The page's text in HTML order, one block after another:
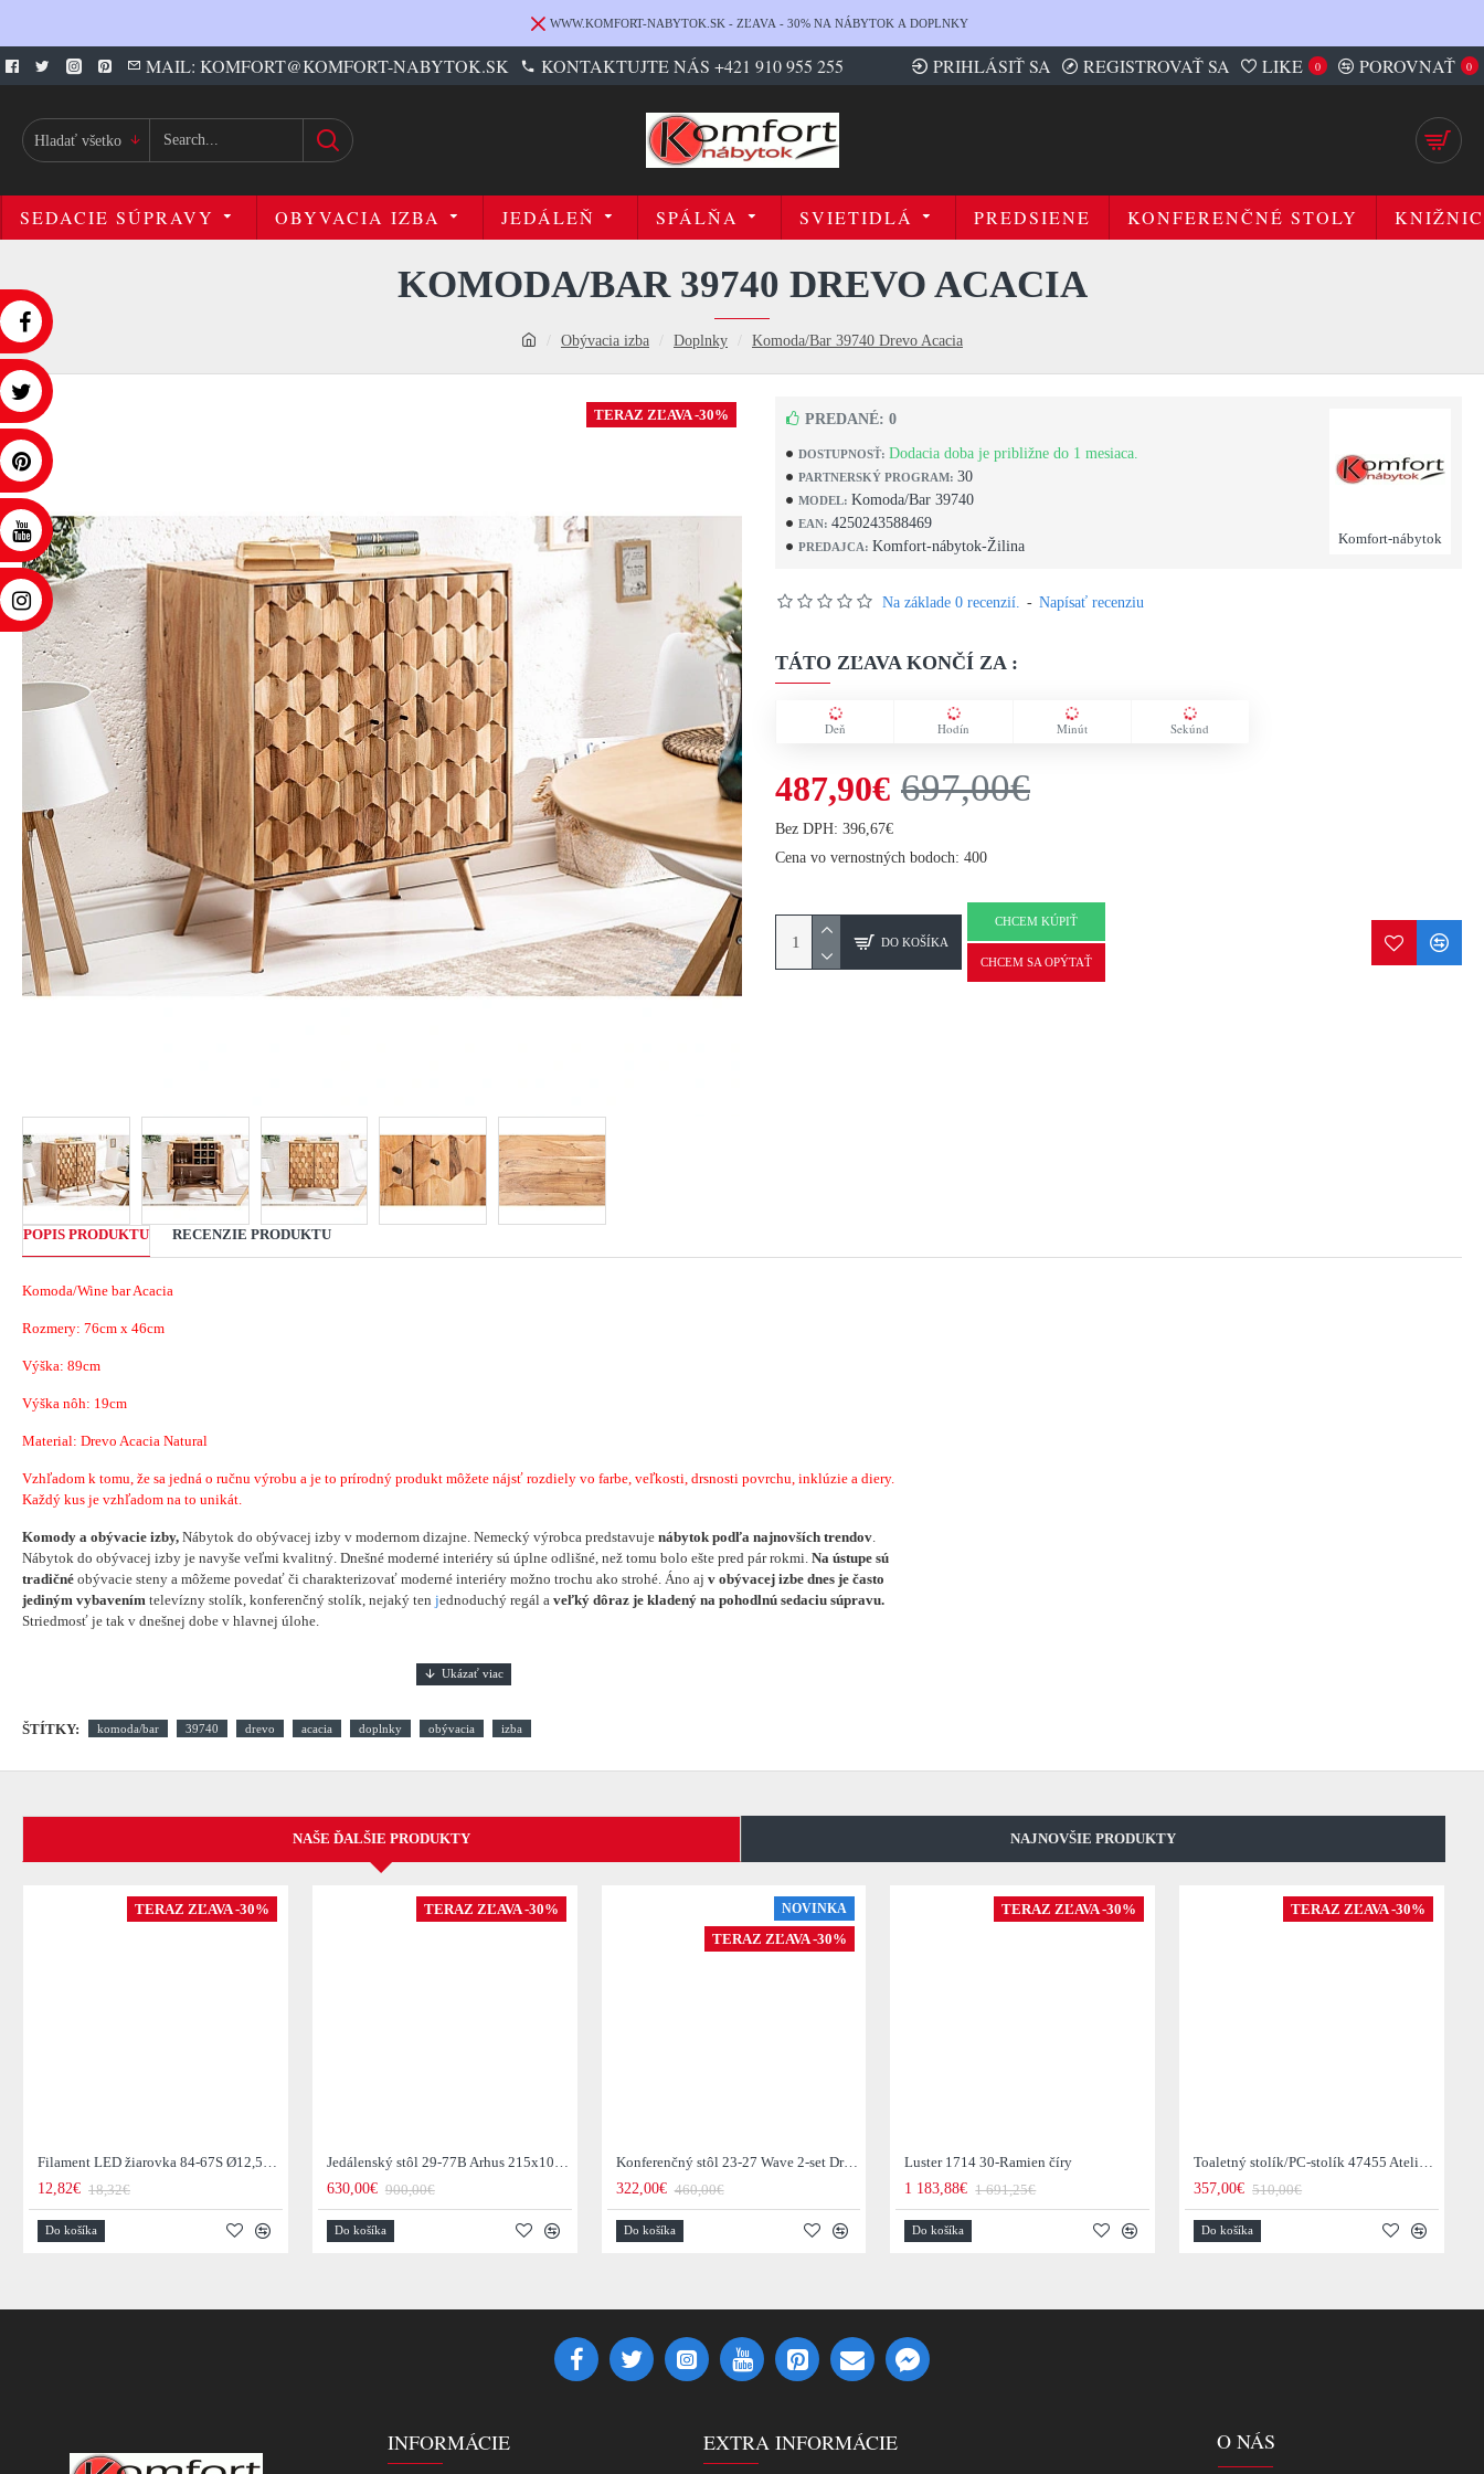
WWW.KOMFORT-NABYTOK.SK - ZĽAVA - 30% NA NÁBYTOK A DOPLNKY
MAIL: KOMFORT@KOMFORT-NABYTOK.SK KONTAKTUJTE NÁS +421 910 955 255 PRIHLÁSIŤ SA REGISTROVAŤ SA LIKE 0 POROVNAŤ 0
Hladať všetko
SEDACIE SÚPRAVY OBYVACIA IZBA JEDÁLEŇ SPÁLŇA SVIETIDLÁ PREDSIENE KONFERENČNÉ STOLY
Obývacia izba Doplnky Komoda/Bar 39740 Drevo Acacia
KOMODA/BAR 39740 DREVO ACACIA
TERAZ ZĽAVA -30%
DOSTUPNOSŤ: Dodacia doba je približne do 1 mesiaca.
PARTNERSKÝ PROGRAM: 30
MODEL: Komoda/Bar 39740
EAN: 4250243588469
PREDAJCA: Komfort-nábytok-Žilina Komfort-nábytok
PREDANÉ: 0
Na základe 0 recenzií. - Napísať recenziu
TÁTO ZĽAVA KONČÍ ZA :
Deň Hodín Minút Sekúnd
487,90€ 697,00€
Bez DPH: 396,67€
Cena vo vernostných bodoch: 400
DO KOŠÍKA
CHCEM KÚPIŤ
CHCEM SA OPÝTAŤ
POPIS PRODUKTU RECENZIE PRODUKTU
Komoda/Wine bar Acacia
Rozmery: 76cm x 46cm
Výška: 89cm
Výška nôh: 19cm
Material: Drevo Acacia Natural
Vzhľadom k tomu, že sa jedná o ručnu výrobu a je to prírodný produkt môžete nájsť rozdiely vo farbe, veľkosti, drsnosti povrchu, inklúzie a diery.
Každý kus je vzhľadom na to unikát.
Komody a obývacie izby, Nábytok do obývacej izby v modernom dizajne. Nemecký výrobca predstavuje nábytok podľa najnovších trendov
Nábytok do obývacej izby je navyše veľmi kvalitný. Dnešné moderné interiéry sú úplne odlišné, než tomu bolo ešte pred pár rokmi. Na ústupe sú
tradičné obývacie steny a môžeme povedať či charakterizovať moderné interiéry možno trochu ako strohé. Áno aj v obývacej izbe dnes je často
jediným vybavením televízny stolík, konferenčný stolík, nejaký ten jednoduchý regál a veľký dôraz je kladený na pohodlnú sedaciu súpravu.
Striedmosť je tak v dnešnej dobe v hlavnej úlohe.
ŠTÍTKY: komoda/bar 39740 drevo acacia doplnky obývacia izba
NAŠE ĎALŠIE PRODUKTY NAJNOVŠIE PRODUKTY
TERAZ ZĽAVA -30%
Filament LED žiarovka 84-67S Ø12,5cm Smoke grey glass
12,82€ 18,32€
Do košíka
TERAZ ZĽAVA -30%
Jedálenský stôl 29-77B Arhus 215x105cm Drevo Hnedá Acacia
630,00€ 900,00€
Do košíka
NOVINKA
TERAZ ZĽAVA -30%
Konferenčný stôl 23-27 Wave 2-set Drevo Mango
322,00€ 460,00€
Do košíka
TERAZ ZĽAVA -30%
Luster 1714 30-Ramien číry
1 183,88€ 1 691,25€
Do košíka
TERAZ ZĽAVA -30%
Toaletný stolík/PC-stolík 47455 Atelier 120cm Natural Dub Dyha
357,00€ 510,00€
Do košíka
INFORMÁCIE EXTRA INFORMÁCIE O NÁS